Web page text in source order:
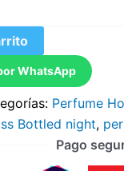
WhatsApp
Perfume
Bottled night,
Pago